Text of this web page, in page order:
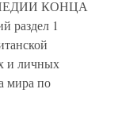
КОНЦА
1
и личных
мира по